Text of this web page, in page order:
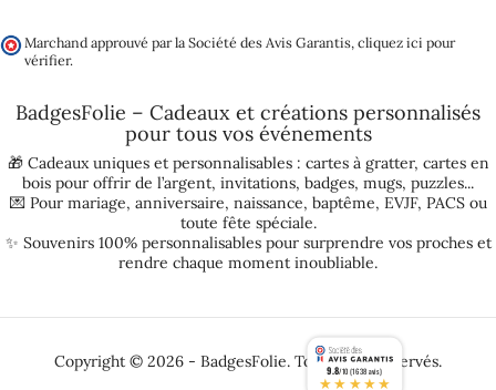
Marchand approuvé par la Société des Avis Garantis, cliquez ici pour
vérifier.
BadgesFolie – Cadeaux et créations personnalisés
pour tous vos événements
🎁 Cadeaux uniques et personnalisables : cartes à gratter, cartes en
bois pour offrir de l’argent, invitations, badges, mugs, puzzles...
💌 Pour mariage, anniversaire, naissance, baptême, EVJF, PACSou
toute fête spéciale.
✨ Souvenirs 100% personnalisables pour surprendre vos proches et
rendre chaque moment inoubliable.
Copyright © 2026 - BadgesFolie. Tous droits réservés.
9.8/10 (1638 avis)
★★★★★